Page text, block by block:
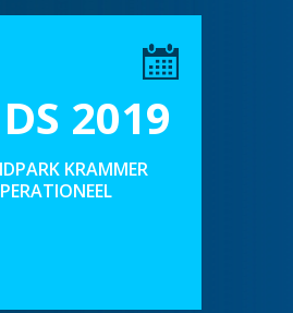
2019
KRAMMER